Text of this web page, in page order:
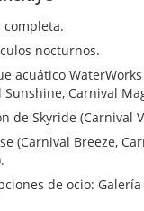
completa.
nocturnos.
acuático
Sunshine, Carnival
de Skyride (Carnival
(Carnival Breeze,
de ocio: